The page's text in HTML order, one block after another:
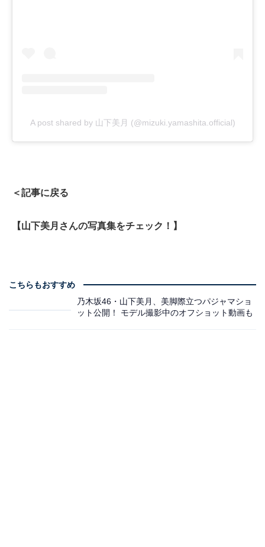
A post shared by 山下美月 (@mizuki.yamashita.official)
＜記事に戻る
【山下美月さんの写真集をチェック！】
こちらもおすすめ
乃木坂46・山下美月、美脚際立つパジャマショ
ット公開！ モデル撮影中のオフショット動画も